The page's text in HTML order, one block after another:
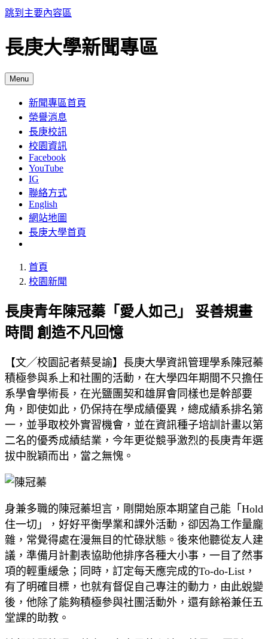
跳到主要內容區
長庚大學新聞專區
Menu
新聞專區首頁
榮譽消息
長庚校訊
校園資訊
Facebook
YouTube
IG
聯絡方式
English
網站地圖
長庚大學首頁
首頁
校園新聞
長庚青年陳冠蓁「愛人如己」 妥善規畫
時間 創造不凡回憶
【文╱校園記者蔡旻諭】長庚大學資訊管理學系陳冠蓁
積極參與系上和社團的活動，在大學四年期間不只擔任
系學會學術長，在光鹽團契和雄屏會同樣也是幹部要
角，即使如此，仍保持在學成績優異，總成績系排名第
一，並爭取校外實習機會，並在資訊種子培訓計畫以第
二名的優秀成績結業，今年更從競爭激烈的長庚青年選
拔中脫穎而出，當之無愧。
身兼多職的陳冠蓁坦言，剛開始原本期望自己能「Hold
住一切」，好好平衡學業和課外活動，卻因為工作量龐
雜，常覺得處在漫無目的忙碌狀態。後來他聽從友人建
議，準備月計劃表協助他排序各種大小事，一目了然事
項的輕重緩急；同時，訂定每天應完成的To-do-List，
有了明確目標，也就有督促自己專注的動力，由此蛻變
後，他除了能夠積極參與社團活動外，還有餘裕兼任五
堂課的助教。